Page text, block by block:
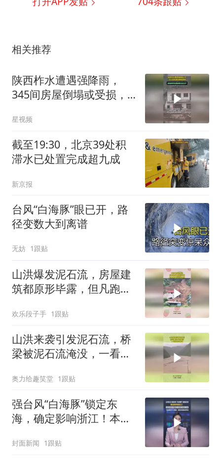
相关推荐
陕西柞水遭遇强降雨，
345间房屋倒塌或受损，
星视频
截至19:30，北京39处积
滞水已处置完成超九成
新京报
台风“白海豚”眼已开，路
径变数大到离谱
无妨 1跟贴
山洪爆发泥石流，房屋建
筑都原形毕露，但凡跑慢
欢乐段子手 1跟贴
山洪来袭引发泥石流，桥
梁被泥石流淹没，一看就
奥力给趣笑堂 1跟贴
强台风“白海豚”锁定东
海，确定影响浙江！本周
前适度囤点零食
封面新闻 1跟贴